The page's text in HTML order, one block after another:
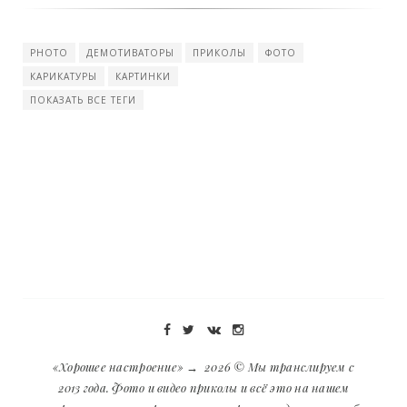
PHOTO ДЕМОТИВАТОРЫ ПРИКОЛЫ
ФОТО
КАРИКАТУРЫ
КАРТИНКИ
ПОКАЗАТЬ ВСЕ ТЕГИ
«Хорошее настроение» → 2026 © Мы транслируем с
2013 года. Фото и видео приколы и всё это на нашем